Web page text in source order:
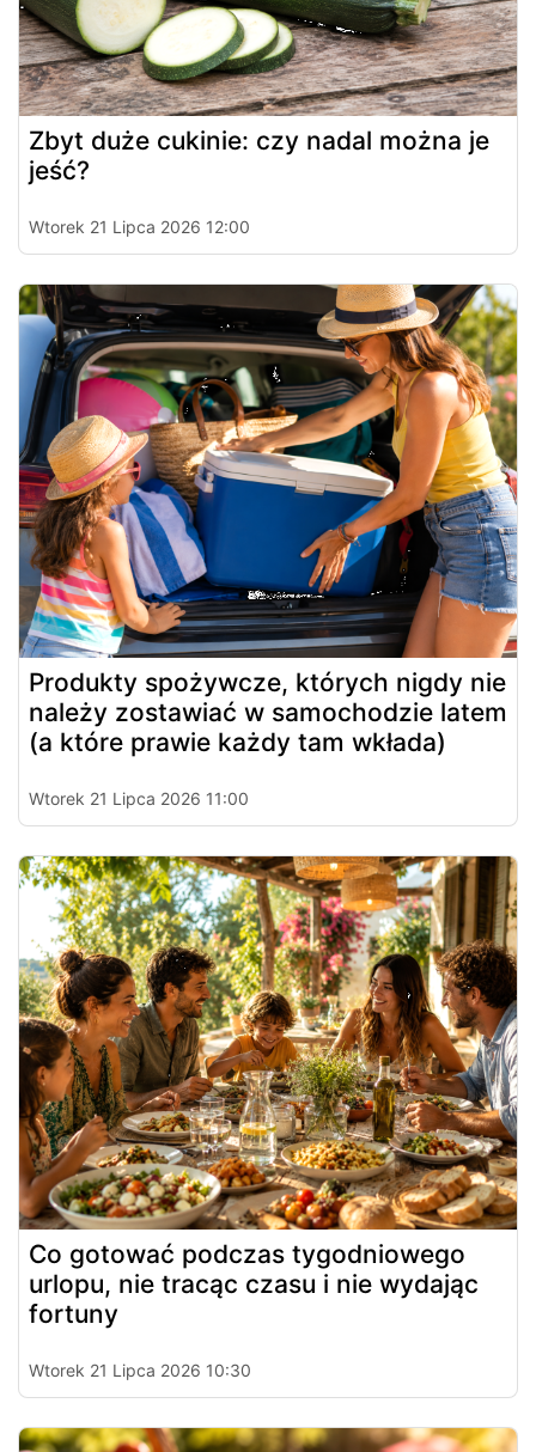
Zbyt duże cukinie: czy nadal można je
jeść?
Wtorek 21 Lipca 2026 12:00
Produkty spożywcze, których nigdy nie
należy zostawiać w samochodzie latem
(a które prawie każdy tam wkłada)
Wtorek 21 Lipca 2026 11:00
Co gotować podczas tygodniowego
urlopu, nie tracąc czasu i nie wydając
fortuny
Wtorek 21 Lipca 2026 10:30